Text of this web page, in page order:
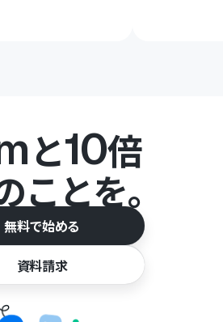
と10倍
ことを。
無料で始める
資料請求